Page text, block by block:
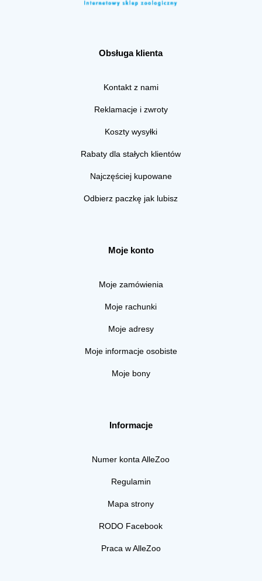
Obsługa klienta
Kontakt z nami
Reklamacje i zwroty
Koszty wysyłki
Rabaty dla stałych klientów
Najczęściej kupowane
Odbierz paczkę jak lubisz
Moje konto
Moje zamówienia
Moje rachunki
Moje adresy
Moje informacje osobiste
Moje bony
Informacje
Numer konta AlleZoo
Regulamin
Mapa strony
RODO Facebook
Praca w AlleZoo